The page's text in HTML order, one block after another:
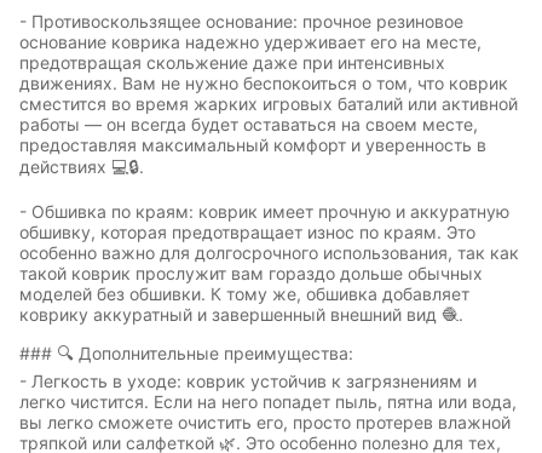
- Противоскользящее основание: прочное резиновое
основание коврика надежно удерживает его на месте,
предотвращая скольжение даже при интенсивных
движениях. Вам не нужно беспокоиться о том, что коврик
сместится во время жарких игровых баталий или активной
работы — он всегда будет оставаться на своем месте,
предоставляя максимальный комфорт и уверенность в
действиях 💻🔒.
- Обшивка по краям: коврик имеет прочную и аккуратную
обшивку, которая предотвращает износ по краям. Это
особенно важно для долгосрочного использования, так как
такой коврик прослужит вам гораздо дольше обычных
моделей без обшивки. К тому же, обшивка добавляет
коврику аккуратный и завершенный внешний вид 🧶.
### 🔍 Дополнительные преимущества:
- Легкость в уходе: коврик устойчив к загрязнениям и
легко чистится. Если на него попадет пыль, пятна или вода,
вы легко сможете очистить его, просто протерев влажной
тряпкой или салфеткой 🌿. Это особенно полезно для тех,
Символы
года
Hot Wheels
Горячие
клавиши
Профессии
Мария
Карташева
ковра